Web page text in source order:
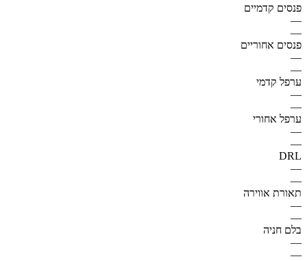
פנסים קדמיים
—
—
פנסים אחוריים
—
—
ערפל קדמי
—
—
ערפל אחורי
—
—
DRL
—
—
תאורת אווירה
—
—
בלם חניה
—
—